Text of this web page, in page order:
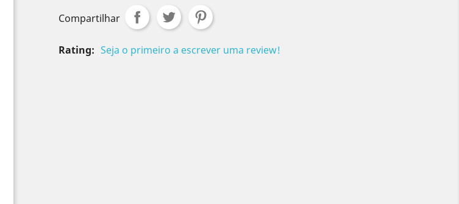
Compartilhar
Rating: Seja o primeiro a escrever uma review!